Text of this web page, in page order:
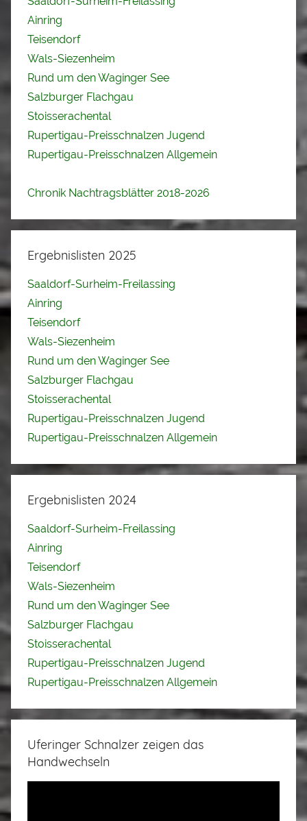
Ainring
Teisendorf
Wals-Siezenheim
Rund um den Waginger See
Salzburger Flachgau
Stoisserachental
Rupertigau-Preisschnalzen Jugend
Rupertigau-Preisschnalzen Allgemein
Chronik Nachtragsblätter 2018-2026
Ergebnislisten 2025
Saaldorf-Surheim-Freilassing
Ainring
Teisendorf
Wals-Siezenheim
Rund um den Waginger See
Salzburger Flachgau
Stoisserachental
Rupertigau-Preisschnalzen Jugend
Rupertigau-Preisschnalzen Allgemein
Ergebnislisten 2024
Saaldorf-Surheim-Freilassing
Ainring
Teisendorf
Wals-Siezenheim
Rund um den Waginger See
Salzburger Flachgau
Stoisserachental
Rupertigau-Preisschnalzen Jugend
Rupertigau-Preisschnalzen Allgemein
Uferinger Schnalzer zeigen das
Handwechseln